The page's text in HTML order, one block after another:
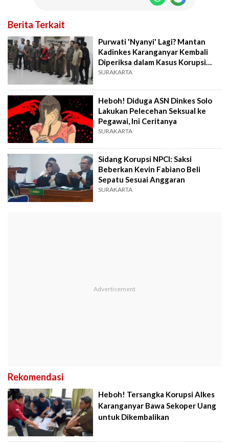
Berita Terkait
Purwati 'Nyanyi' Lagi? Mantan
Kadinkes Karanganyar Kembali
Diperiksa dalam Kasus Korupsi
Alkes
SURAKARTA
Heboh! Diduga ASN Dinkes Solo
Lakukan Pelecehan Seksual ke
Pegawai, Ini Ceritanya
SURAKARTA
Sidang Korupsi NPCI: Saksi
Beberkan Kevin Fabiano Beli
Sepatu Sesuai Anggaran
SURAKARTA
Rekomendasi
Heboh! Tersangka Korupsi Alkes
Karanganyar Bawa Sekoper Uang
untuk Dikembalikan